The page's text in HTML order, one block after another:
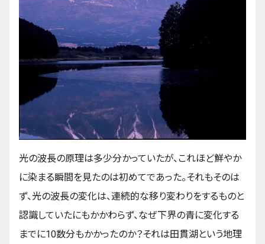
光の波長の原理は多少分かっていたが、これほど鮮やか
に染まる瞬間を見たのは初めてであった。それもそのは
ず、光の波長の変化は、連続的な移り変わりをするものと
認識していたにもかかわらず、なぜ下界の青に変化する
までに10数分もかかったのか？それは田貫湖という地理